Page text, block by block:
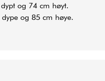
og 74 cm høyt.
og 85 cm høye.